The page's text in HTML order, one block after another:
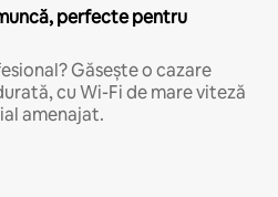
perfecte pentru
Găsește o cazare
cu Wi-Fi de mare viteză
amenajat.